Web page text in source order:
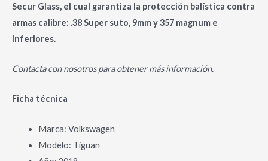
Secur Glass, el cual garantiza la protección balística contra
armas calibre: .38 Super suto, 9mm y 357 magnum e
inferiores.
Contacta con nosotros para obtener más información.
Ficha técnica
Marca: Volkswagen
Modelo: Tiguan